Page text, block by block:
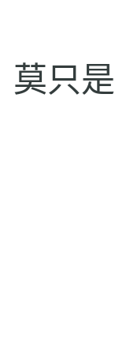
莫只